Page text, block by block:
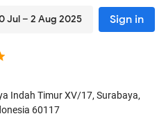
Jul – 2 Aug 2025 Sign in
Indah Timur XV/17, Surabaya,
60117